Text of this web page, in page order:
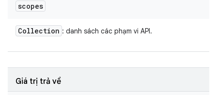
scopes
Collection : danh sách các phạm vi API.
Giá trị trả về